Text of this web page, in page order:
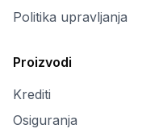
Politika upravljanja
Proizvodi
Krediti
Osiguranja